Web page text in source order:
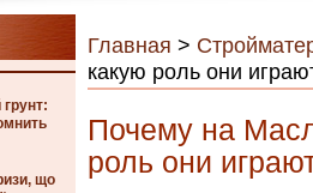
що
Главная >
какую роль они
Почему на
роль они